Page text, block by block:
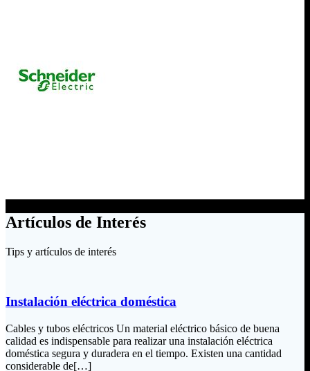
Artículos de Interés
Tips y artículos de interés
Instalación eléctrica doméstica
Cables y tubos eléctricos Un material eléctrico básico de buena
calidad es indispensable para realizar una instalación eléctrica
doméstica segura y duradera en el tiempo. Existen una cantidad
considerable de[…]